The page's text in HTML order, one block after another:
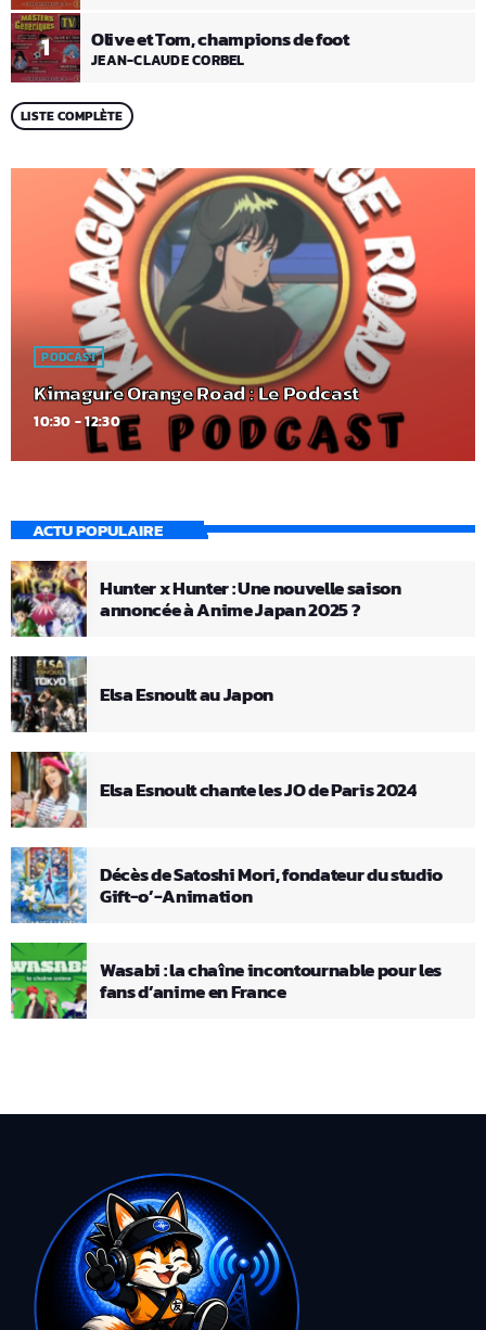
1 Olive et Tom, champions de foot
JEAN-CLAUDE CORBEL
LISTE COMPLÈTE
PODCAST
Kimagure Orange Road : Le Podcast
10:30 - 12:30
ACTU POPULAIRE
Hunter x Hunter : Une nouvelle saison
annoncée à Anime Japan 2025 ?
Elsa Esnoult au Japon
Elsa Esnoult chante les JO de Paris 2024
Décès de Satoshi Mori, fondateur du studio
Gift-o’-Animation
Wasabi : la chaîne incontournable pour les
fans d’anime en France